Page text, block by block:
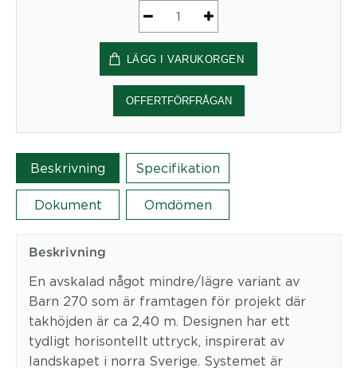
235
Open
pods
mängd
LÄGG I VARUKORGEN
OFFERTFÖRFRÅGAN
Beskrivning Specifikation
Dokument Omdömen
Beskrivning
En avskalad något mindre/lägre variant av
Barn 270 som är framtagen för projekt där
takhöjden är ca 2,40 m. Designen har ett
tydligt horisontellt uttryck, inspirerat av
landskapet i norra Sverige. Systemet är